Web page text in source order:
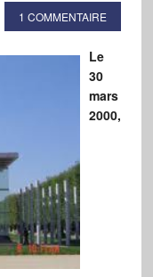
1 COMMENTAIRE
Le
30
mars
2000,